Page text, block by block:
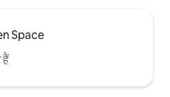
Space
हैं